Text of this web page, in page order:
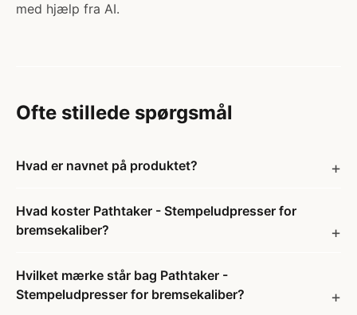
med hjælp fra AI.
Ofte stillede spørgsmål
Hvad er navnet på produktet?
Hvad koster Pathtaker - Stempeludpresser for
bremsekaliber?
Hvilket mærke står bag Pathtaker -
Stempeludpresser for bremsekaliber?